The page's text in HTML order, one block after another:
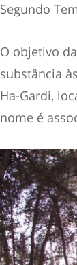
Segundo
O objetivo
substância
Ha-Gardi,
nome é